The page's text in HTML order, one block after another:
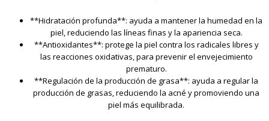
**Hidratación profunda**: ayuda a mantener la humedad en la
piel, reduciendo las líneas finas y la apariencia seca.
**Antioxidantes**: protege la piel contra los radicales libres y
las reacciones oxidativas, para prevenir el envejecimiento
prematuro.
**Regulación de la producción de grasa**: ayuda a regular la
producción de grasas, reduciendo la acné y promoviendo una
piel más equilibrada.